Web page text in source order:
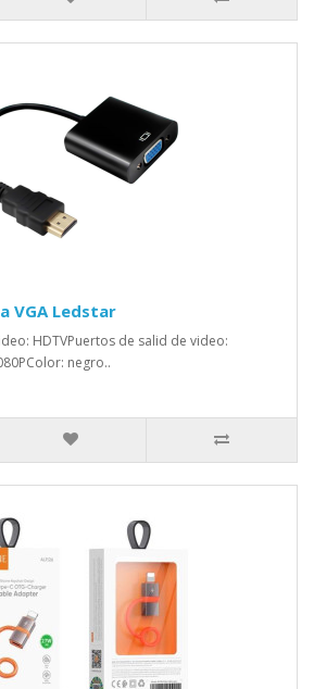
VGA Ledstar
HDTVPuertos de salid de video:
negro..